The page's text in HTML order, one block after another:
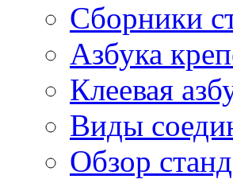
Сборники
Азбука
Клеевая
Виды
Обзор